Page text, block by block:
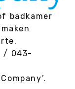
badkamer
/ 043-